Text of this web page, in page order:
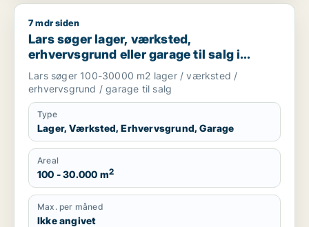
Lars søger lager, værksted, erhvervsgrund eller garage til
7 mdr siden
Lars søger lager, værksted,
erhvervsgrund eller garage til salg i
Herning, Ikast eller Sunds m.fl.
Lars søger 100-30000 m2 lager / værksted /
erhvervsgrund / garage til salg
Type
Lager, Værksted, Erhvervsgrund, Garage
Areal
100 - 30.000 m2
Max. per måned
Ikke angivet